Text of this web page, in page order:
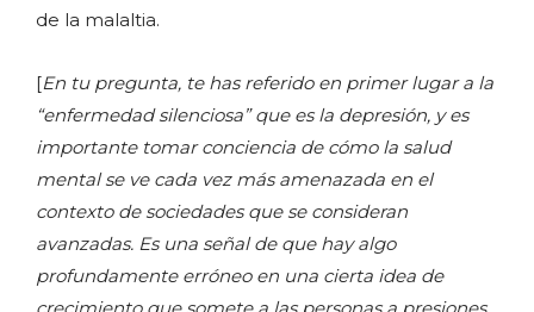
de la malaltia.
[En tu pregunta, te has referido en primer lugar a la
“enfermedad silenciosa” que es la depresión, y es
importante tomar conciencia de cómo la salud
mental se ve cada vez más amenazada en el
contexto de sociedades que se consideran
avanzadas. Es una señal de que hay algo
profundamente erróneo en una cierta idea de